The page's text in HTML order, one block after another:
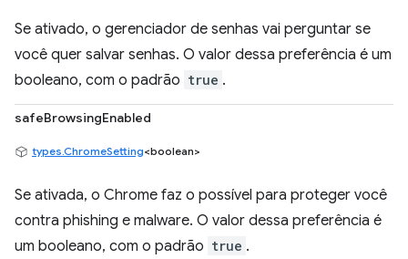
Se ativado, o gerenciador de senhas vai perguntar se
você quer salvar senhas. O valor dessa preferência é um
booleano, com o padrão true .
safeBrowsingEnabled
types.ChromeSetting<boolean>
Se ativada, o Chrome faz o possível para proteger você
contra phishing e malware. O valor dessa preferência é
um booleano, com o padrão true .